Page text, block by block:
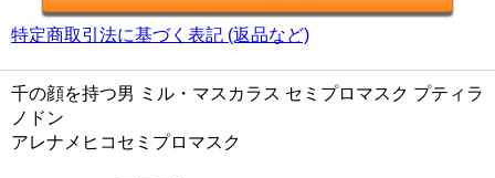
特定商取引法に基づく表記 (返品など)
千の顔を持つ男 ミル・マスカラス セミプロマスク プティラ
ノドン
アレナメヒコセミプロマスク